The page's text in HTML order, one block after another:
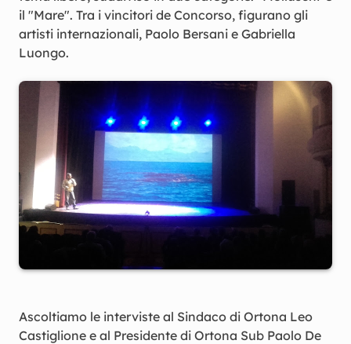
il "Mare". Tra i vincitori de Concorso, figurano gli
artisti internazionali, Paolo Bersani e Gabriella
Luongo.
Ascoltiamo le interviste al Sindaco di Ortona Leo
Castiglione e al Presidente di Ortona Sub Paolo De